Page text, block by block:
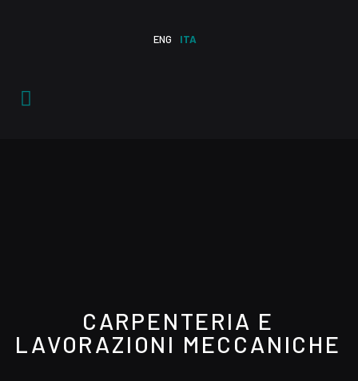
ENG ITA
CARPENTERIA E
LAVORAZIONI MECCANICHE